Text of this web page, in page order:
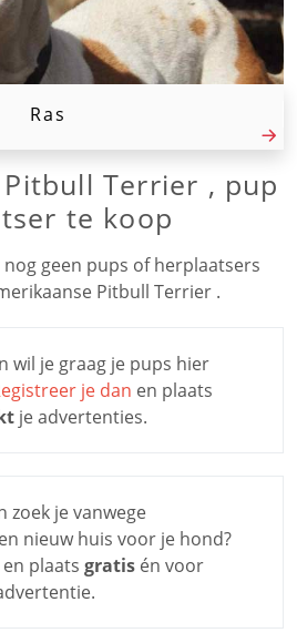
Ras
Terrier , pup
te koop
geen pups of herplaatsers
Pitbull Terrier .
wil je graag je pups hier
je dan en plaats
je advertenties.
zoek je vanwege
nieuw huis voor je hond?
en plaats gratis én voor